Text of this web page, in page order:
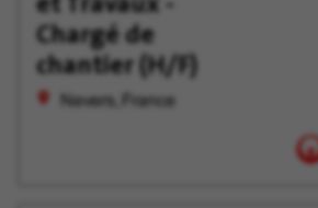
Chargé de
chantier (H/F)
Nevers, France